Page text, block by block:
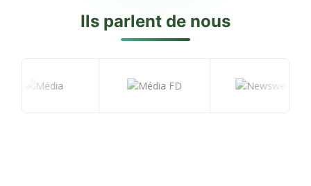
Ils parlent de nous